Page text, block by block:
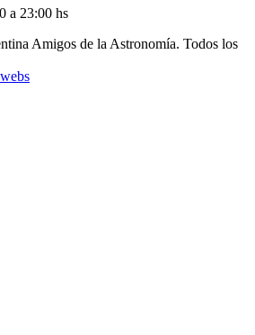
a 23:00 hs
Amigos de la Astronomía. Todos los